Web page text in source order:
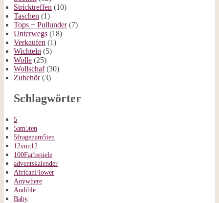
Stricktreffen (10)
Taschen (1)
Tops + Pullunder(7)
Unterwegs (18)
Verkaufen (1)
Wichteln (5)
Wolle (25)
Wollschaf(30)
Zubehör(3)
Schlagwörter
5
5am5ten
5fragenam5ten
12von12
100Farbspiele
adventskalender
AfricanFlower
Anywhere
Audible
Baby